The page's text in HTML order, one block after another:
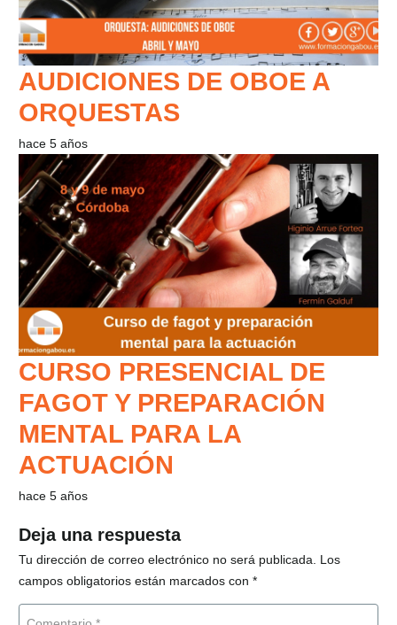
AUDICIONES DE OBOE A
ORQUESTAS
hace 5 años
CURSO PRESENCIAL DE
FAGOT Y PREPARACIÓN
MENTAL PARA LA
ACTUACIÓN
hace 5 años
Deja una respuesta
Tu dirección de correo electrónico no será publicada.
Los
campos obligatorios están marcados con *